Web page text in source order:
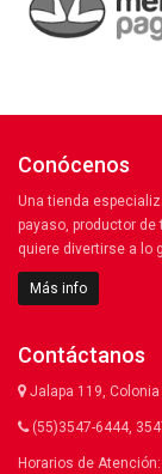
Conócenos
Una tienda
payaso, productor de
quiere divertirse a lo
Más info
Contáctanos
Jalapa 119,
(55)3547-6444,
Horarios de Atención: